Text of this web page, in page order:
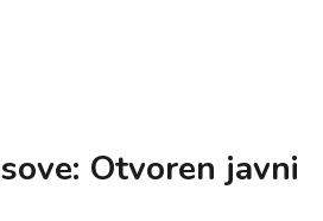
Otvoren javni